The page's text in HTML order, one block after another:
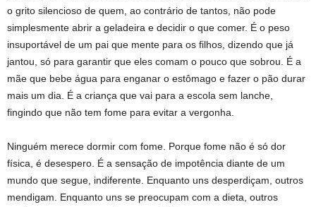
o grito silencioso de quem, ao contrário de tantos, não pode
simplesmente abrir a geladeira e decidir o que comer. É o peso
insuportável de um pai que mente para os filhos, dizendo que já
jantou, só para garantir que eles comam o pouco que sobrou. É a
mãe que bebe água para enganar o estômago e fazer o pão durar
mais um dia. É a criança que vai para a escola sem lanche,
fingindo que não tem fome para evitar a vergonha.
Ninguém merece dormir com fome. Porque fome não é só dor
física, é desespero. É a sensação de impotência diante de um
mundo que segue, indiferente. Enquanto uns desperdiçam, outros
mendigam. Enquanto uns se preocupam com a dieta, outros